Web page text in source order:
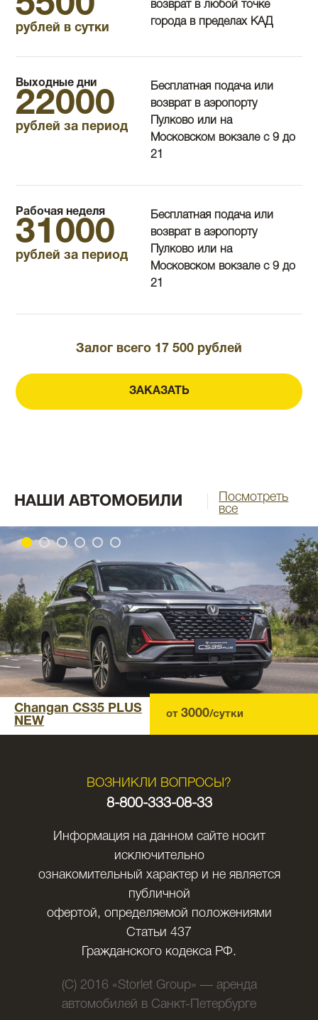
рублей в сутки
возврат в любой точке
города в пределах КАД
Выходные дни
22000
рублей за период
Бесплатная подача или
возврат в аэропорту
Пулково или на
Московском вокзале с 9 до
21
Рабочая неделя
31000
рублей за период
Бесплатная подача или
возврат в аэропорту
Пулково или на
Московском вокзале с 9 до
21
Залог всего 17 500 рублей
ЗАКАЗАТЬ
НАШИ АВТОМОБИЛИ
Посмотреть
все
Changan CS35 PLUS
NEW
от 3000/сутки
ВОЗНИКЛИ ВОПРОСЫ?
8-800-333-08-33
Информация на данном сайте носит
исключительно
ознакомительный характер и не является
публичной
офертой, определяемой положениями
Статьи 437
Гражданского кодекса РФ.
(C) 2016 «Storlet Group» — аренда
автомобилей в Санкт-Петербурге